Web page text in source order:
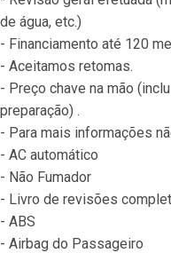
de água, etc.)
- Financiamento até 120
- Aceitamos retomas.
- Preço chave na mão
preparação) .
- Para mais informações
- AC automático
- Não Fumador
- Livro de revisões
- ABS
- Airbag do Passageiro